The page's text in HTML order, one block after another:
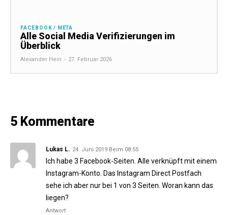
FACEBOOK / META
Alle Social Media Verifizierungen im
Überblick
Alexander Hein - 27. Februar 2026
5 Kommentare
Lukas L. 24. Juni 2019 Beim 08:55
Ich habe 3 Facebook-Seiten. Alle verknüpft mit einem
Instagram-Konto. Das Instagram Direct Postfach
sehe ich aber nur bei 1 von 3 Seiten. Woran kann das
liegen?
Antwort